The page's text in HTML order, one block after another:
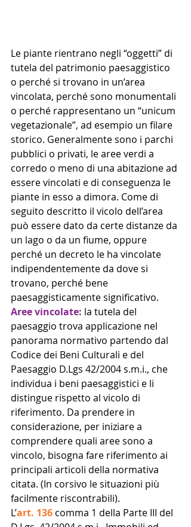
Le piante rientrano negli “oggetti” di
tutela del patrimonio paesaggistico
o perché si trovano in un’area
vincolata, perché sono monumentali
o perché rappresentano un “unicum
vegetazionale”, ad esempio un filare
storico. Generalmente sono i parchi
pubblici o privati, le aree verdi a
corredo o meno di una abitazione ad
essere vincolati e di conseguenza le
piante in esso a dimora. Come di
seguito descritto il vicolo dell’area
può essere dato da certe distanze da
un lago o da un fiume, oppure
perché un decreto le ha vincolate
indipendentemente da dove si
trovano, perché bene
paesaggisticamente significativo.
Aree vincolate: la tutela del
paesaggio trova applicazione nel
panorama normativo partendo dal
Codice dei Beni Culturali e del
Paesaggio D.Lgs 42/2004 s.m.i., che
individua i beni paesaggistici e li
distingue rispetto al vicolo di
riferimento. Da prendere in
considerazione, per iniziare a
comprendere quali aree sono a
vincolo, bisogna fare riferimento ai
principali articoli della normativa
citata. (In corsivo le situazioni più
facilmente riscontrabili).
L’art. 136 comma 1 della Parte III del